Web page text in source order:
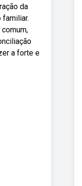
da
familiar.
a forte e